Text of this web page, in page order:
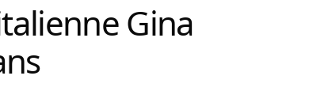
Gina